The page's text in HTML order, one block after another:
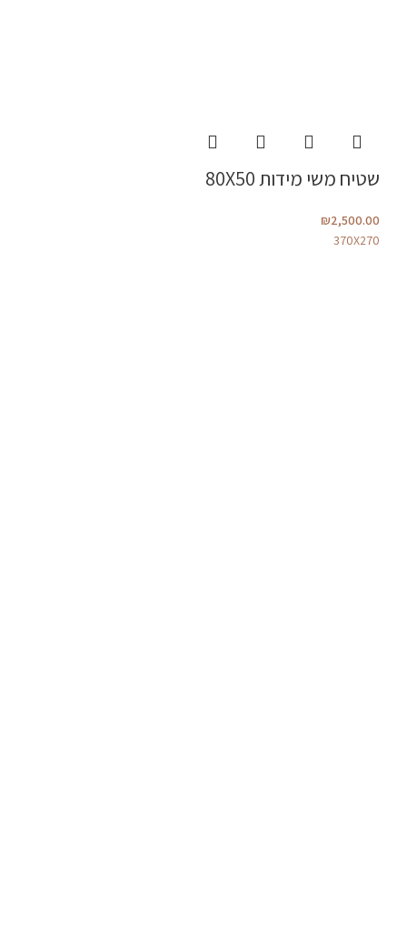
שטיח משי מידות 80X50
₪2,500.00
370X270